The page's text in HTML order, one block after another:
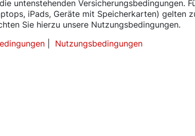
untenstehenden Versicherungsbedingungen.
iPads, Geräte mit Speicherkarten) gelten
Sie hierzu unsere Nutzungsbedingungen.
Nutzungsbedingungen